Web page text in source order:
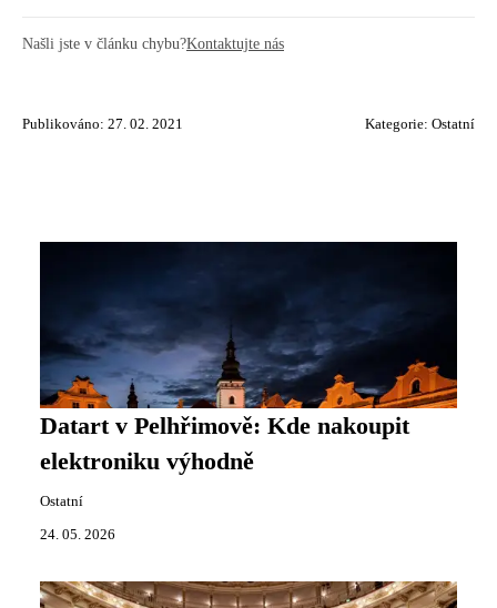
Našli jste v článku chybu?Kontaktujte nás
Publikováno: 27. 02. 2021 Kategorie: Ostatní
Datart v Pelhřimově: Kde nakoupit
elektroniku výhodně
Ostatní
24. 05. 2026